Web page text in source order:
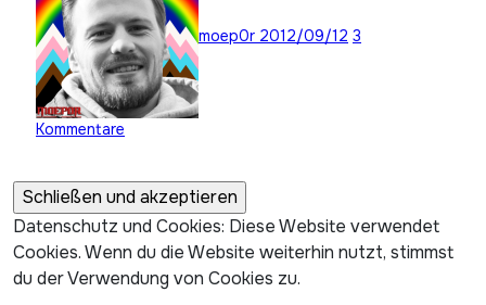
moep0r 2012/09/12 3
Kommentare
Datenschutz und Cookies: Diese Website verwendet
Cookies. Wenn du die Website weiterhin nutzt, stimmst
du der Verwendung von Cookies zu.